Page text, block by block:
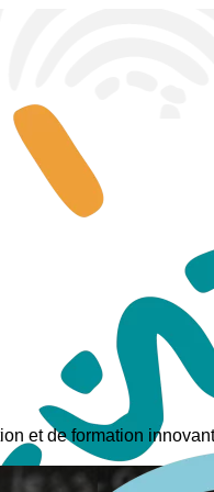
et de formation